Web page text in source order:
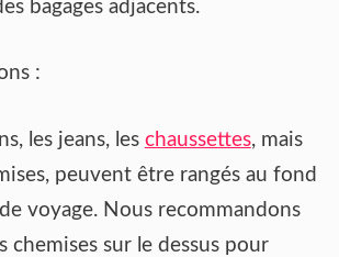
bagages adjacents.
:
les jeans, les chaussettes, mais
peuvent être rangés au fond
voyage. Nous recommandons
chemises sur le dessus pour